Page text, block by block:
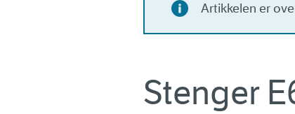
Artikkelen er
Stenger